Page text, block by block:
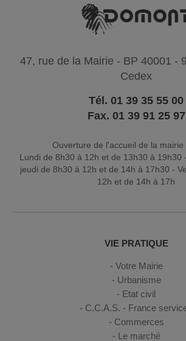
47, rue de la Mairie - BP 40001 -
Cedex
Tél. 01 39 35 55 00
Fax. 01 39 91 25 97
Ouverture de l'accueil de la mairie
Lundi de 8h30 à 12h et de 13h30 à 19h30
jeudi de 8h30 à 12h et de 14h à 17h30 -
12h et de 14h à 17h
VIE PRATIQUE
Votre Mairie
Urbanisme
Etat civil
C.C.A.S. - France
Commerces
Le marché